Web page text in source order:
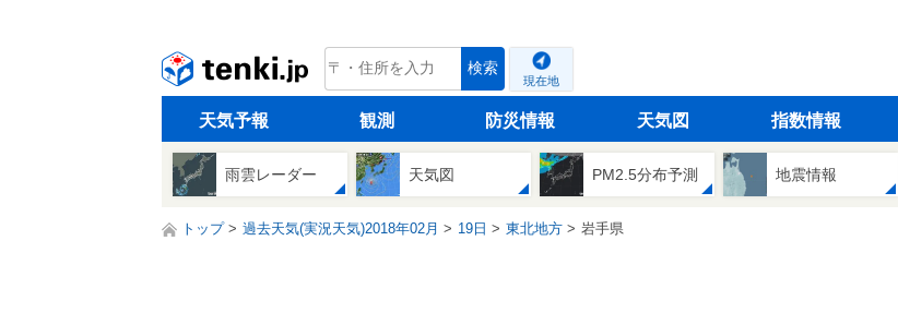
tenki.jp 検索
現在地
天気予報 観測 防災情報 天気図 指数情報
雨雲レーダー 天気図 PM2.5分布予測 地震情報
トップ 過去天気(実況天気)2018年02月 19日 東北地方 岩手県